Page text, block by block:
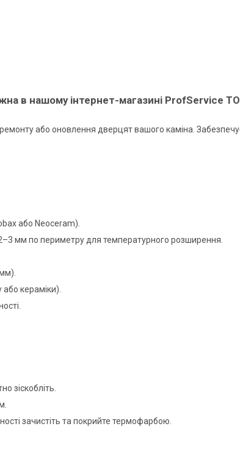
в нашому інтернет-магазині ProfService
або оновлення дверцят вашого каміна.
або Neoceram).
мм по периметру для температурного розширення.
кераміки).
зіскобліть.
зачистіть та покрийте термофарбою.